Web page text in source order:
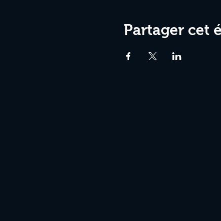
Partager cet